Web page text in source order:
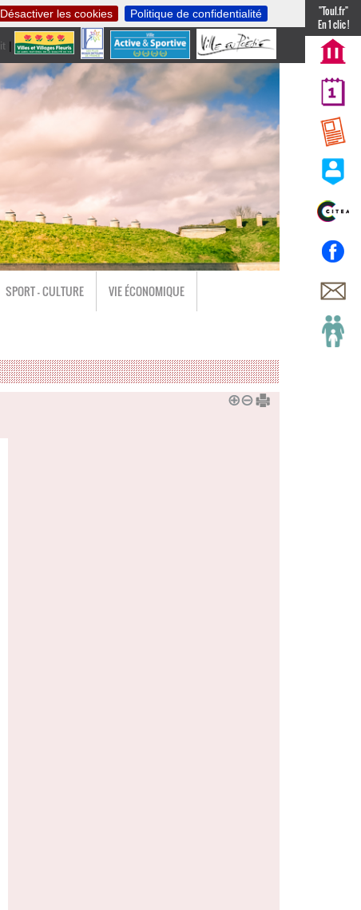
Désactiver les cookies Politique de confidentialité
it |nl
"Toul.fr"
En 1 clic !
SPORT - CULTURE VIE ÉCONOMIQUE